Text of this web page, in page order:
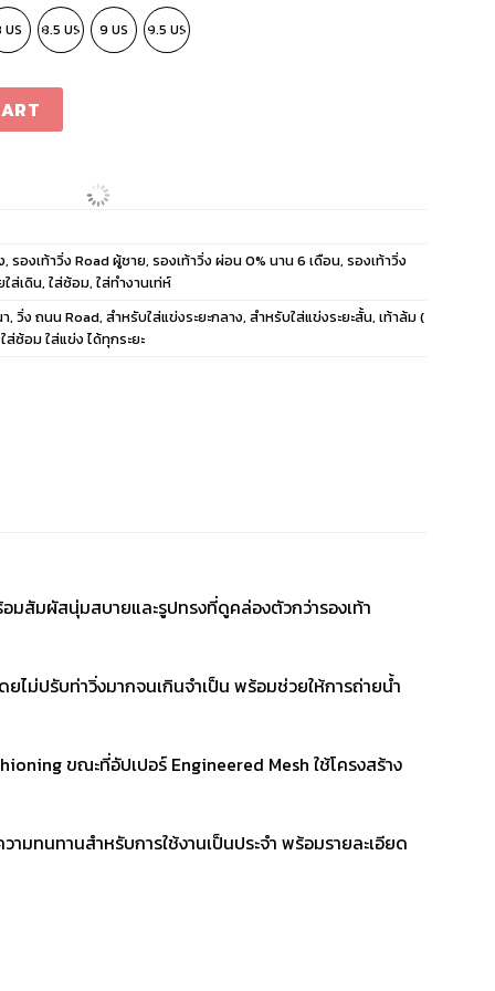
US 8.5 US 9 US 9.5 US
quantity
, รองเท้าวิ่ง Road ผู้ชาย, รองเท้าวิ่ง ผ่อน 0% นาน 6 เดือน, รองเท้าวิ่ง
ส่เดิน, ใส่ซ้อม, ใส่ทำงานเท่ห์
, วิ่ง ถนน Road, สำหรับใส่แข่งระยะกลาง, สำหรับใส่แข่งระยะสั้น, เท้าล้ม (
ใส่ซ้อม ใส่แข่ง ได้ทุกระยะ
มสัมผัสนุ่มสบายและรูปทรงที่ดูคล่องตัวกว่ารองเท้า
ม่ปรับท่าวิ่งมากจนเกินจำเป็น พร้อมช่วยให้การถ่ายน้ำ
ขณะที่อัปเปอร์ Engineered Mesh ใช้โครงสร้าง
ทนทานสำหรับการใช้งานเป็นประจำ พร้อมรายละเอียด